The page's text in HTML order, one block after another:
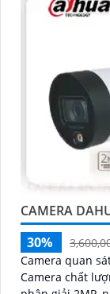
CAMERA
30%
Camera quan
Camera chất